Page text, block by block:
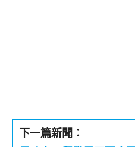
下一篇新聞：